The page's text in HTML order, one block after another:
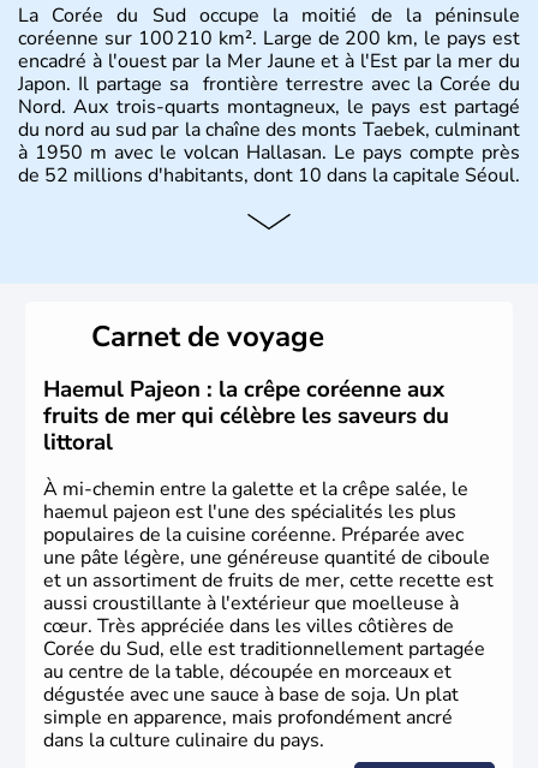
La Corée du Sud occupe la moitié de la péninsule
coréenne sur 100 210 km². Large de 200 km, le pays est
encadré à l'ouest par la Mer Jaune et à l'Est par la mer du
Japon. Il partage sa frontière terrestre avec la Corée du
Nord. Aux trois-quarts montagneux, le pays est partagé
du nord au sud par la chaîne des monts Taebek, culminant
à 1950 m avec le volcan Hallasan. Le pays compte près
de 52 millions d'habitants, dont 10 dans la capitale Séoul.
Histoire et administration
christianisme et le bouddhisme en sont les deux
principales religions. Ce pays partage sa culture avec la
Corée du Nord. Les Jeux Olympiques s’y sont déroulés en
1988, de même que la Coupe du Monde de football en
2002, en collaboration avec le Japon.
Carnet de voyage
Haemul Pajeon : la crêpe coréenne aux
fruits de mer qui célèbre les saveurs du
littoral
À mi-chemin entre la galette et la crêpe salée, le
haemul pajeon est l'une des spécialités les plus
populaires de la cuisine coréenne. Préparée avec
une pâte légère, une généreuse quantité de ciboule
et un assortiment de fruits de mer, cette recette est
aussi croustillante à l'extérieur que moelleuse à
cœur. Très appréciée dans les villes côtières de
Corée du Sud, elle est traditionnellement partagée
au centre de la table, découpée en morceaux et
dégustée avec une sauce à base de soja. Un plat
simple en apparence, mais profondément ancré
dans la culture culinaire du pays.